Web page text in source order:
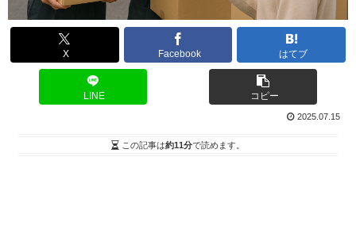
X Facebook はてブ
LINE コピー
2025.07.15
この記事は約11分で読めます。